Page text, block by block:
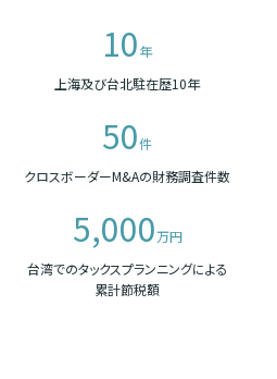
10年
上海及び台北駐在歴10年
50件
クロスボーダーM&Aの財務調査件数
5,000万円
台湾でのタックスプランニングによる
累計節税額